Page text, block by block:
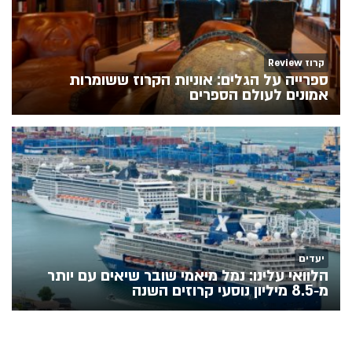
קרוז Review
ספרייה על הגלים: אוניות הקרוז ששומרות
אמונים לעולם הספרים
יעדים
הלוואי עלינו: נמל מיאמי שובר שיאים עם יותר
מ‑8.5 מיליון נוסעי קרוזים השנה